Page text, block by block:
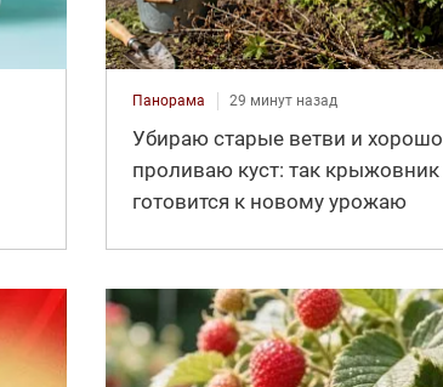
Панорама 29 минут назад
Убираю старые ветви и хорошо
проливаю куст: так крыжовник
готовится к новому урожаю